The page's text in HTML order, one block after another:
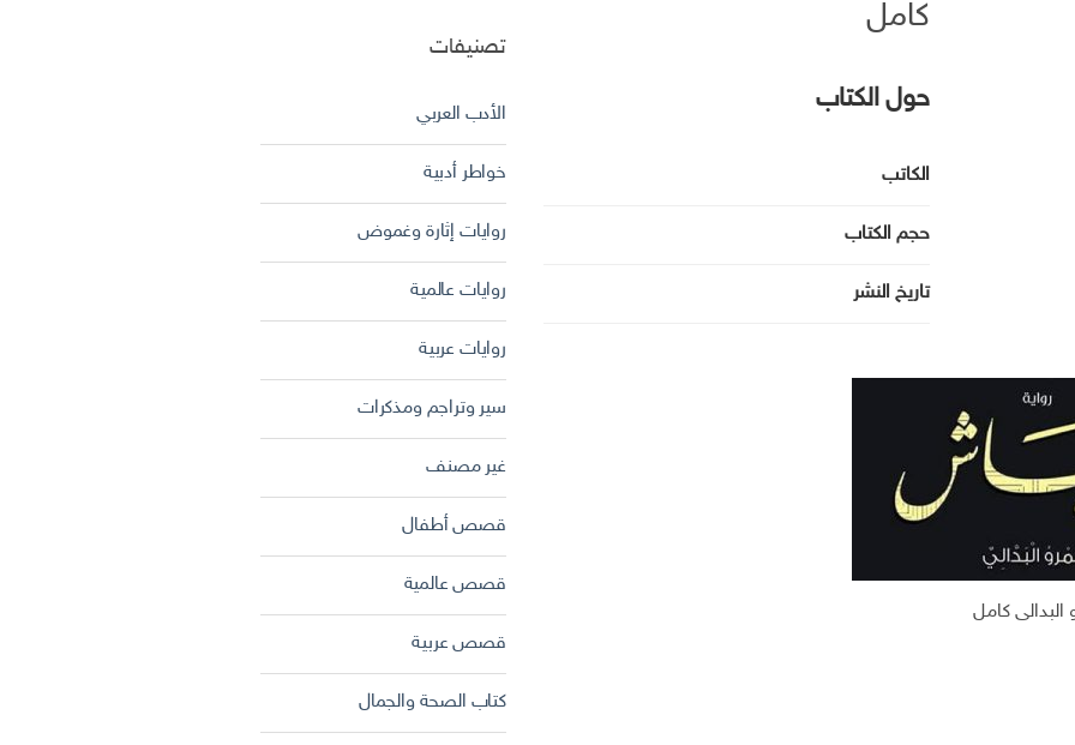
كامل
حول الكتاب
الكاتب
حجم الكتاب
تاريخ النشر
البدالى كامل
تصنيفات
الأدب العربي
خواطر أدبية
روايات إثارة وغموض
روايات عالمية
روايات عربية
سير وتراجم ومذكرات
غير مصنف
قصص أطفال
قصص عالمية
قصص عربية
كتاب الصحة والجمال